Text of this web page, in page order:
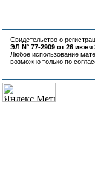
Свидетельство о
ЭЛ N° 77-2909 от 26 июня
Любое использование
возможно только по